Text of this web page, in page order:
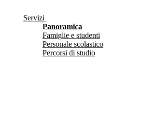
Servizi
Panoramica
Famiglie e studenti
Personale scolastico
Percorsi di studio